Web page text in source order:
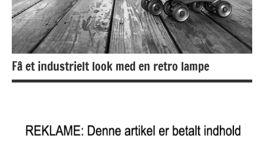
Få et industrielt look med en retro lampe